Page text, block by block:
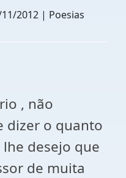
2012 | Poesias
, não
dizer o quanto
desejo que
de muita